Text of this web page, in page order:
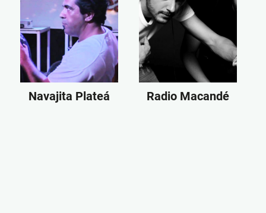
Navajita Plateá Radio Macandé